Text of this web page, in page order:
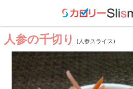
人参の千切り (人参スライス)